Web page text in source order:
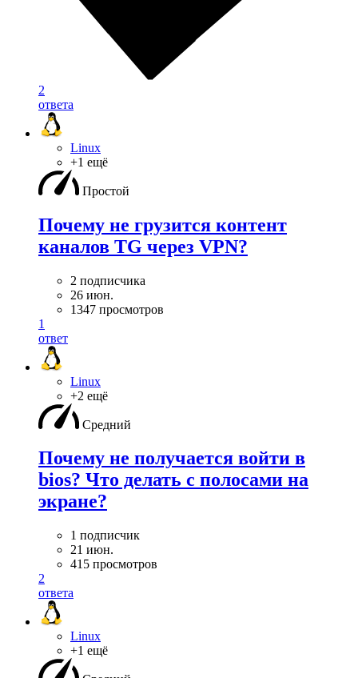
2
ответа
Linux
+1 ещё
Простой
Почему не грузится контент
каналов TG через VPN?
2 подписчика
26 июн.
1347 просмотров
1
ответ
Linux
+2 ещё
Средний
Почему не получается войти в
bios? Что делать с полосами на
экране?
1 подписчик
21 июн.
415 просмотров
2
ответа
Linux
+1 ещё